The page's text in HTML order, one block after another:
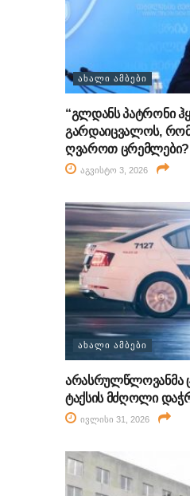
ᲐᲮᲐᲚᲘ ᲐᲛᲑᲔᲑᲘ
“გლდანს პატრონი
გარდაიცვალოს,
ღვაროთ
აგვისტო 3, 2026
ᲐᲮᲐᲚᲘ ᲐᲛᲑᲔᲑᲘ
არასრულწლოვანმა
ტაქსის მძღოლი
ივლისი 31, 2026